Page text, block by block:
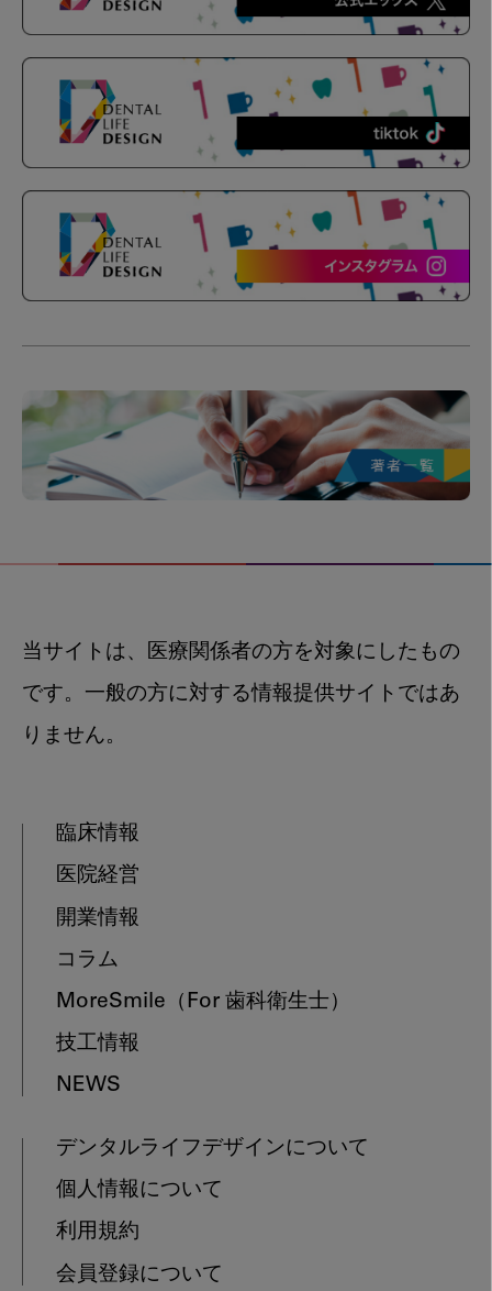
当サイトは、医療関係者の方を対象にしたもの
です。一般の方に対する情報提供サイトではあ
りません。
臨床情報
医院経営
開業情報
コラム
MoreSmile （For 歯科衛生士）
技工情報
NEWS
デンタルライフデザインについて
個人情報について
利用規約
会員登録について